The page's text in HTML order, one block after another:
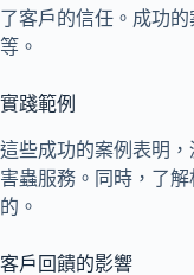
了客戶的信任。成功
等。
實踐範例
這些成功的案例表明
害蟲服務。同時，了
的。
客戶回饋的影響